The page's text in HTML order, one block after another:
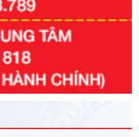
của Chính phủ: Quy
giai đoạn 2026 - 2030